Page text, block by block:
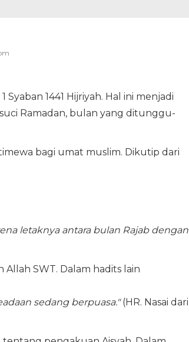
Syaban 1441 Hijriyah. Hal ini menjadi
Ramadan, bulan yang ditunggu-
bagi umat muslim. Dikutip dari
letaknya antara bulan Rajab dengan
SWT. Dalam hadits lain
sedang berpuasa."(HR. Nasai dari